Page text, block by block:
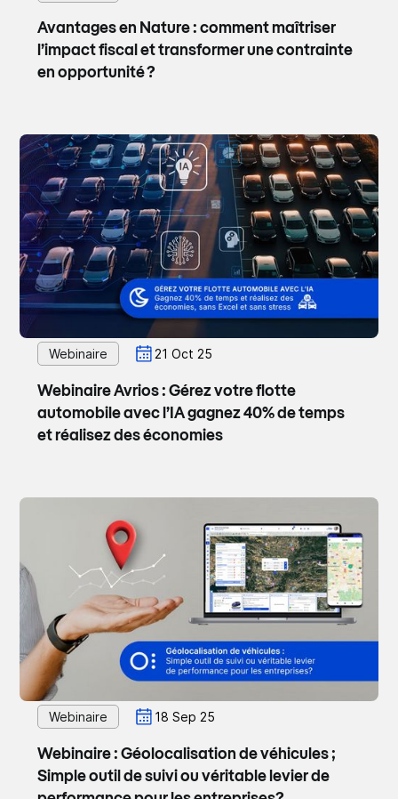
Avantages en Nature : comment maîtriser
l’impact fiscal et transformer une contrainte
en opportunité ?
Webinaire 21 Oct 25
Webinaire Avrios : Gérez votre flotte
automobile avec l’IA gagnez 40% de temps
et réalisez des économies
Webinaire 18 Sep 25
Webinaire : Géolocalisation de véhicules ;
Simple outil de suivi ou véritable levier de